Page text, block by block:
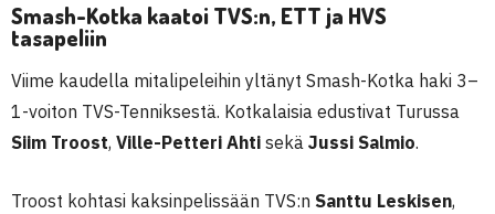
Smash-Kotka kaatoi TVS:n, ETT ja HVS
tasapeliin
Viime kaudella mitalipeleihin yltänyt Smash-Kotka haki 3–
1-voiton TVS-Tenniksestä. Kotkalaisia edustivat Turussa
Siim Troost, Ville-Petteri Ahti sekä Jussi Salmio.
Troost kohtasi kaksinpelissään TVS:n Santtu Leskisen,